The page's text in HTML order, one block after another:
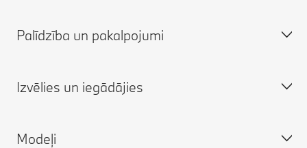
Atrast BMW partneri
Pieprasīt piedāvājumu
Pieteikt testa braucienu
Par mums
BMW Group
Palīdzība un pakalpojumi
MY BMW
BMW ConnectedDrive
Izvēlies un iegādājies
Modeļi & Konfigurātors
Modeļi